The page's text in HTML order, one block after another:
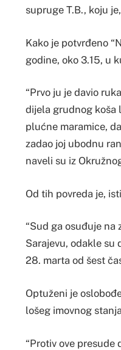
supruge T.B., koju
Kako je potvrđeno
godine, oko 3.15, u
“Prvo ju je davio
dijela grudnog koša
plućne maramice,
zadao joj ubodnu
naveli su iz
Od tih povreda je,
“Sud ga osuđuje na
Sarajevu, odakle su
28. marta od šest
Optuženi je
lošeg imovnog
“Protiv ove presude